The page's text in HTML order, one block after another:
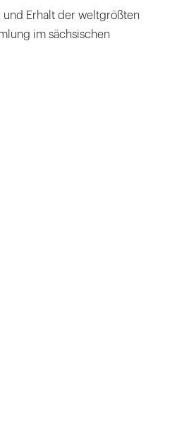
Erhalt der weltgrößten
im sächsischen